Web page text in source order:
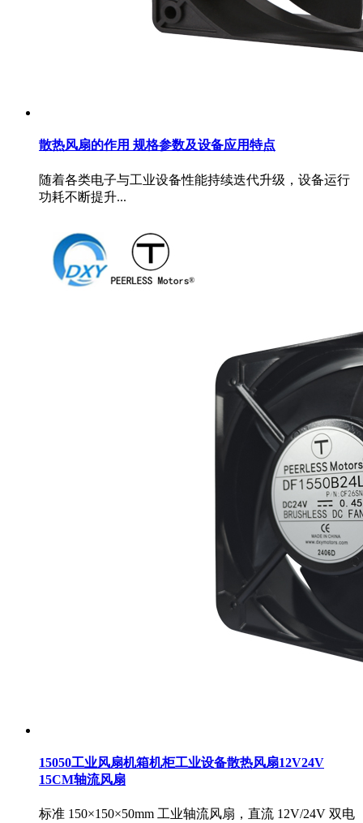
散热风扇的作用 规格参数及设备应用特点
随着各类电子与工业设备性能持续迭代升级，设备运行
功耗不断提升...
15050工业风扇机箱机柜工业设备散热风扇12V24V
15CM轴流风扇
标准 150×150×50mm 工业轴流风扇，直流 12V/24V 双电